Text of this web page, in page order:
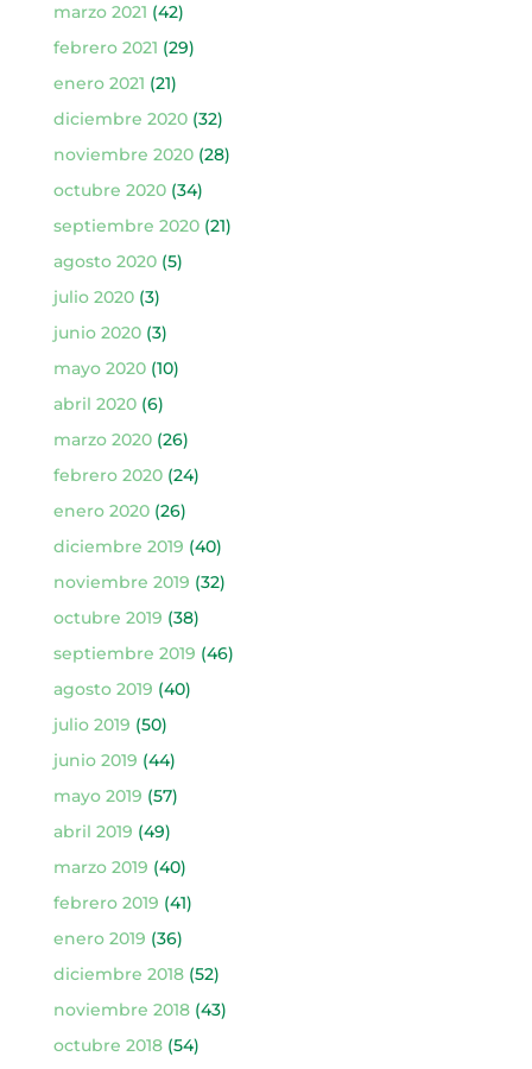
marzo 2021 (42)
febrero 2021 (29)
enero 2021 (21)
diciembre 2020(32)
noviembre 2020(28)
octubre 2020(34)
septiembre 2020(21)
agosto 2020(5)
julio 2020(3)
junio 2020(3)
mayo 2020(10)
abril 2020(6)
marzo 2020(26)
febrero 2020(24)
enero 2020(26)
diciembre 2019 (40)
noviembre 2019 (32)
octubre 2019 (38)
septiembre 2019 (46)
agosto 2019 (40)
julio 2019 (50)
junio 2019 (44)
mayo 2019 (57)
abril 2019 (49)
marzo 2019 (40)
febrero 2019 (41)
enero 2019 (36)
diciembre 2018(52)
noviembre 2018(43)
octubre 2018(54)